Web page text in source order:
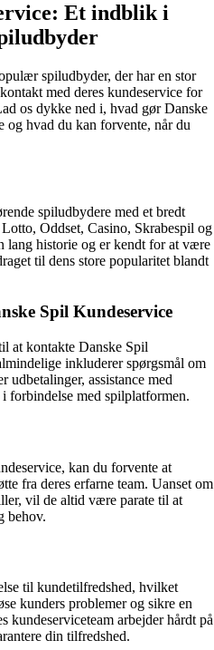
Et indblik i
spiludbyder, der har en stor
med deres kundeservice for
os dykke ned i, hvad gør Danske
og hvad du kan forvente, når du
spiludbydere med et bredt
Oddset, Casino, Skrabespil og
lang historie og er kendt for at være
til dens store popularitet blandt
Spil Kundeservice
at kontakte Danske Spil
inkluderer spørgsmål om
udbetalinger, assistance med
forbindelse med spilplatformen.
kan du forvente at
fra deres erfarne team. Uanset om
vil de altid være parate til at
behov.
til kundetilfredshed, hvilket
kunders problemer og sikre en
kundeserviceteam arbejder hårdt på
din tilfredshed.